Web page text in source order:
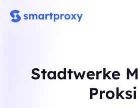
Stadtwerke
Proksi